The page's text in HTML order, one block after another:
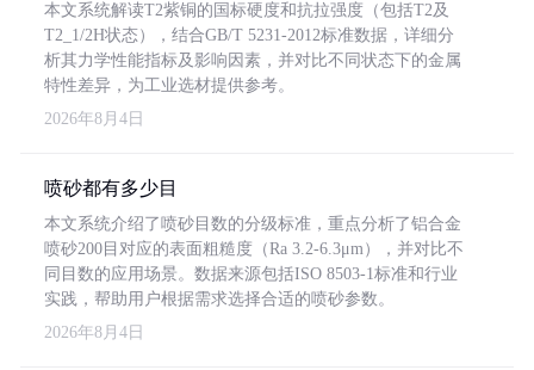
本文系统解读T2紫铜的国标硬度和抗拉强度（包括T2及
T2_1/2H状态），结合GB/T 5231-2012标准数据，详细分
析其力学性能指标及影响因素，并对比不同状态下的金属
特性差异，为工业选材提供参考。
2026年8月4日
喷砂都有多少目
本文系统介绍了喷砂目数的分级标准，重点分析了铝合金
喷砂200目对应的表面粗糙度（Ra 3.2-6.3μm），并对比不
同目数的应用场景。数据来源包括ISO 8503-1标准和行业
实践，帮助用户根据需求选择合适的喷砂参数。
2026年8月4日